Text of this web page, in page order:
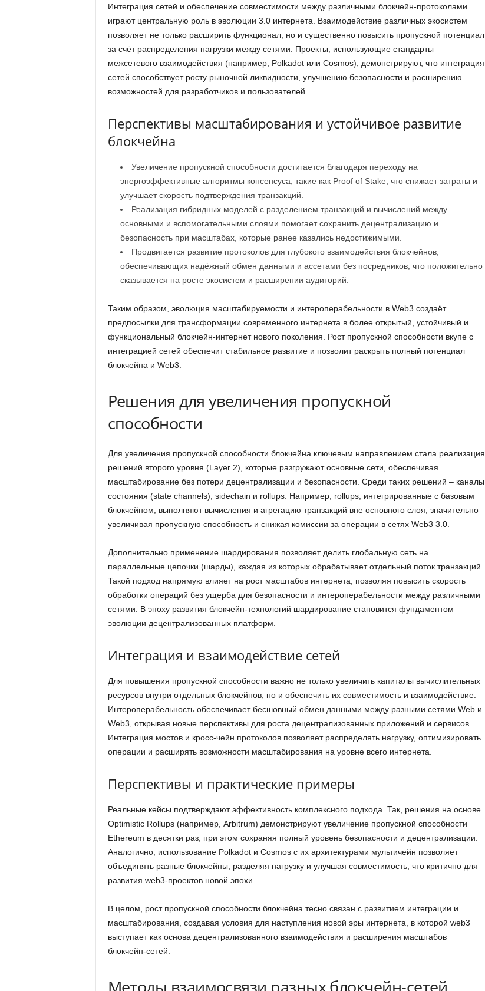
Интеграция сетей и обеспечение совместимости между различными блокчейн-протоколами
играют центральную роль в эволюции 3.0 интернета. Взаимодействие различных экосистем
позволяет не только расширить функционал, но и существенно повысить пропускной потенциал
за счёт распределения нагрузки между сетями. Проекты, использующие стандарты
межсетевого взаимодействия (например, Polkadot или Cosmos), демонстрируют, что интеграция
сетей способствует росту рыночной ликвидности, улучшению безопасности и расширению
возможностей для разработчиков и пользователей.
Перспективы масштабирования и устойчивое развитие
блокчейна
Увеличение пропускной способности достигается благодаря переходу на
энергоэффективные алгоритмы консенсуса, такие как Proof of Stake, что снижает затраты и
улучшает скорость подтверждения транзакций.
Реализация гибридных моделей с разделением транзакций и вычислений между
основными и вспомогательными слоями помогает сохранить децентрализацию и
безопасность при масштабах, которые ранее казались недостижимыми.
Продвигается развитие протоколов для глубокого взаимодействия блокчейнов,
обеспечивающих надёжный обмен данными и ассетами без посредников, что положительно
сказывается на росте экосистем и расширении аудиторий.
Таким образом, эволюция масштабируемости и интероперабельности в Web3 создаёт
предпосылки для трансформации современного интернета в более открытый, устойчивый и
функциональный блокчейн-интернет нового поколения. Рост пропускной способности вкупе с
интеграцией сетей обеспечит стабильное развитие и позволит раскрыть полный потенциал
блокчейна и Web3.
Решения для увеличения пропускной
способности
Для увеличения пропускной способности блокчейна ключевым направлением стала реализация
решений второго уровня (Layer 2), которые разгружают основные сети, обеспечивая
масштабирование без потери децентрализации и безопасности. Среди таких решений – каналы
состояния (state channels), sidechain и rollups. Например, rollups, интегрированные с базовым
блокчейном, выполняют вычисления и агрегацию транзакций вне основного слоя, значительно
увеличивая пропускную способность и снижая комиссии за операции в сетях Web3 3.0.
Дополнительно применение шардирования позволяет делить глобальную сеть на
параллельные цепочки (шарды), каждая из которых обрабатывает отдельный поток транзакций.
Такой подход напрямую влияет на рост масштабов интернета, позволяя повысить скорость
обработки операций без ущерба для безопасности и интероперабельности между различными
сетями. В эпоху развития блокчейн-технологий шардирование становится фундаментом
эволюции децентрализованных платформ.
Интеграция и взаимодействие сетей
Для повышения пропускной способности важно не только увеличить капиталы вычислительных
ресурсов внутри отдельных блокчейнов, но и обеспечить их совместимость и взаимодействие.
Интероперабельность обеспечивает бесшовный обмен данными между разными сетями Web и
Web3, открывая новые перспективы для роста децентрализованных приложений и сервисов.
Интеграция мостов и кросс-чейн протоколов позволяет распределять нагрузку, оптимизировать
операции и расширять возможности масштабирования на уровне всего интернета.
Перспективы и практические примеры
Реальные кейсы подтверждают эффективность комплексного подхода. Так, решения на основе
Optimistic Rollups (например, Arbitrum) демонстрируют увеличение пропускной способности
Ethereum в десятки раз, при этом сохраняя полный уровень безопасности и децентрализации.
Аналогично, использование Polkadot и Cosmos с их архитектурами мультичейн позволяет
объединять разные блокчейны, разделяя нагрузку и улучшая совместимость, что критично для
развития web3-проектов новой эпохи.
В целом, рост пропускной способности блокчейна тесно связан с развитием интеграции и
масштабирования, создавая условия для наступления новой эры интернета, в которой web3
выступает как основа децентрализованного взаимодействия и расширения масштабов
блокчейн-сетей.
Методы взаимосвязи разных блокчейн-сетей